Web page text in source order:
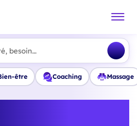
besoin...
être Coaching Massage